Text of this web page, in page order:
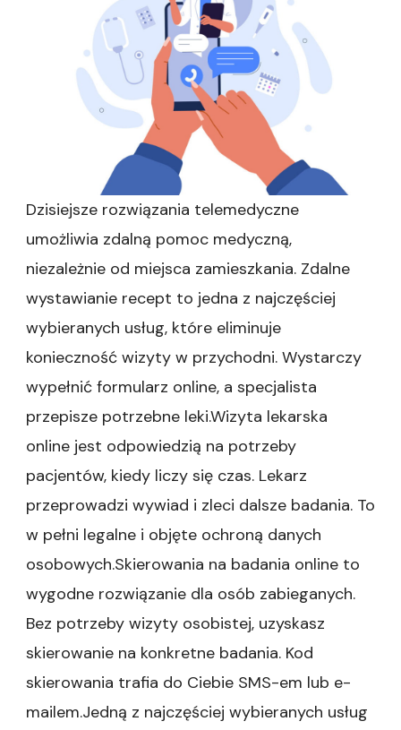
Dzisiejsze rozwiązania telemedyczne
umożliwia zdalną pomoc medyczną,
niezależnie od miejsca zamieszkania. Zdalne
wystawianie recept to jedna z najczęściej
wybieranych usług, które eliminuje
konieczność wizyty w przychodni. Wystarczy
wypełnić formularz online, a specjalista
przepisze potrzebne leki.Wizyta lekarska
online jest odpowiedzią na potrzeby
pacjentów, kiedy liczy się czas. Lekarz
przeprowadzi wywiad i zleci dalsze badania. To
w pełni legalne i objęte ochroną danych
osobowych.Skierowania na badania online to
wygodne rozwiązanie dla osób zabieganych.
Bez potrzeby wizyty osobistej, uzyskasz
skierowanie na konkretne badania. Kod
skierowania trafia do Ciebie SMS-em lub e-
mailem.Jedną z najczęściej wybieranych usług